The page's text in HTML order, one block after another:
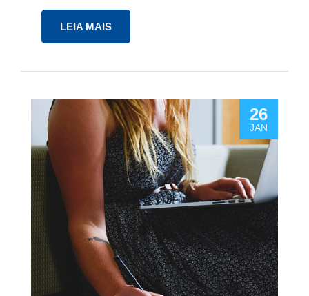
LEIA MAIS
26
JAN